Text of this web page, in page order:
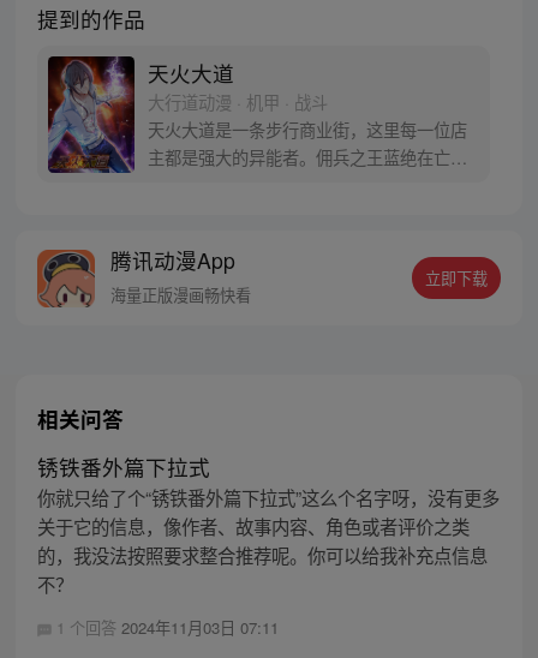
提到的作品
天火大道
大行道动漫 · 机甲 · 战斗
天火大道是一条步行商业街，这里每一位店
主都是强大的异能者。佣兵之王蓝绝在亡妻
家三少小说作品《天火大道》
腾讯动漫App
海量正版漫画畅快看
立即下载
相关问答
锈铁番外篇下拉式
你就只给了个“锈铁番外篇下拉式”这么个名字呀，没有更多
关于它的信息，像作者、故事内容、角色或者评价之类
的，我没法按照要求整合推荐呢。你可以给我补充点信息
不？
1 个回答 2024年11月03日 07:11